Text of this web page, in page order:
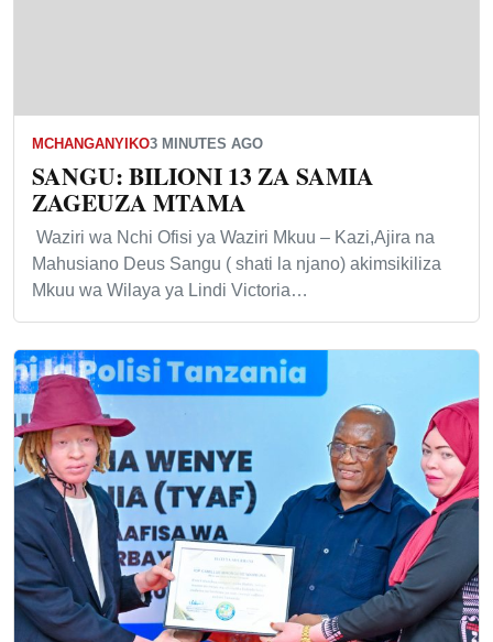
MCHANGANYIKO3 MINUTES AGO
SANGU: BILIONI 13 ZA SAMIA
ZAGEUZA MTAMA
Waziri wa Nchi Ofisi ya Waziri Mkuu – Kazi,Ajira na
Mahusiano Deus Sangu ( shati la njano) akimsikiliza
Mkuu wa Wilaya ya Lindi Victoria…